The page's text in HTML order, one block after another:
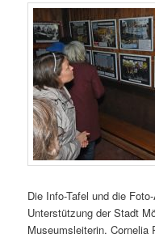
Die Info-Tafel und die
Unterstützung der Stadt
Museumsleiterin, Cornelia